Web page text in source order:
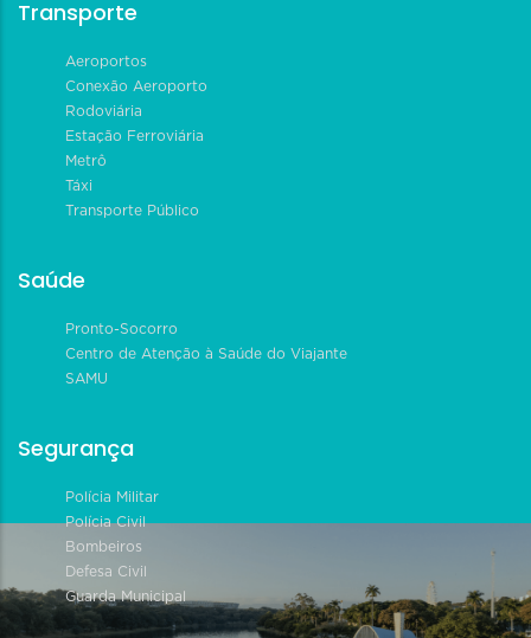
Transporte
Aeroportos
Conexão Aeroporto
Rodoviária
Estação Ferroviária
Metrô
Táxi
Transporte Público
Saúde
Pronto-Socorro
Centro de Atenção à Saúde do Viajante
SAMU
Segurança
Polícia Militar
Polícia Civil
Bombeiros
Defesa Civil
Guarda Municipal